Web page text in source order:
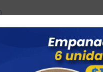
según su zona